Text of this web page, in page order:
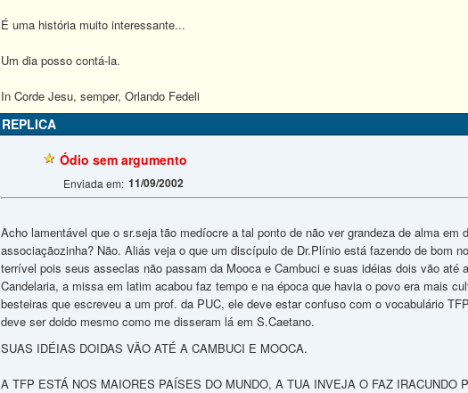
É uma história muito interessante...
Um dia posso contá-la.
In Corde Jesu, semper, Orlando Fedeli
REPLICA
Ódio sem argumento
Enviada em: 11/09/2002
Acho lamentável que o sr.seja tão medíocre a tal ponto de não ver grandeza de alma
associaçãozinha? Não. Aliás veja o que um discípulo de Dr.Plínio está fazendo de bom
terrível pois seus asseclas não passam da Mooca e Cambuci e suas idéias dois vão até
Candelaria, a missa em latim acabou faz tempo e na época que havia o povo era mais
besteiras que escreveu a um prof. da PUC, ele deve estar confuso com o vocabulário
deve ser doido mesmo como me disseram lá em S.Caetano.
SUAS IDÉIAS DOIDAS VÃO ATÉ A CAMBUCI E MOOCA.
A TFP ESTÁ NOS MAIORES PAÍSES DO MUNDO, A TUA INVEJA O FAZ IRACUNDO